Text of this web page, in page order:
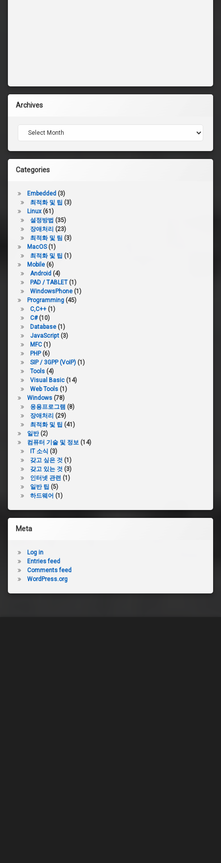
Archives
Archives
Categories
Embedded(3)
최적화 및 팁 (3)
Linux(61)
설정방법 (35)
장애처리 (23)
최적화 및 팀 (3)
MacOS(1)
최적화 및 팁 (1)
Mobile(6)
Android(4)
PAD / TABLET(1)
WindowsPhone(1)
Programming(45)
C,C++(1)
C#(10)
Database(1)
JavaScript(3)
MFC(1)
PHP(6)
SIP / 3GPP (VoIP)(1)
Tools(4)
Visual Basic(14)
Web Tools(1)
Windows(78)
응용프로그램 (8)
장애처리 (29)
최적화 및 팁 (41)
일반(2)
컴퓨터 기술 및 정보(14)
IT 소식 (3)
갖고 싶은 것 (1)
갖고 있는 것 (3)
인터넷 관련 (1)
일반 팁 (5)
하드웨어 (1)
Meta
Log in
Entries feed
Comments feed
WordPress.org